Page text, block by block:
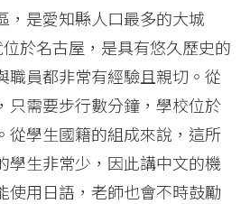
，是愛知縣人口最多的大城
位於名古屋，是具有悠久歷史的
職員都非常有經驗且親切。從
只需要步行數分鐘，學校位於
從學生國籍的組成來說，這所
學生非常少，因此講中文的機
使用日語，老師也會不時鼓勵